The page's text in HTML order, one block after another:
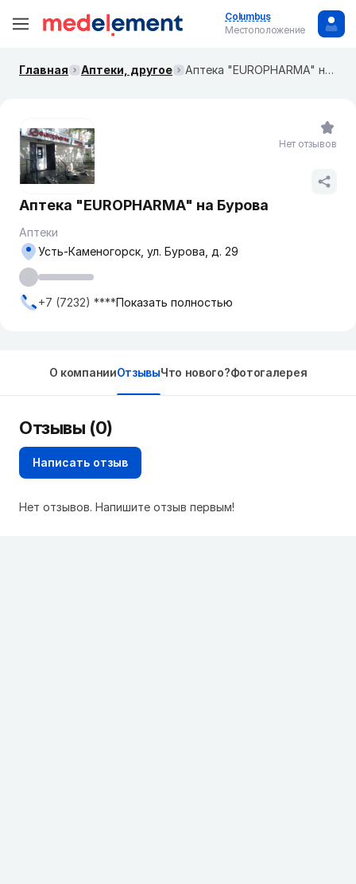
Columbus
Местоположение
Главная Аптеки, другое Аптека "EUROPHARMA" на Бурова
Аптека "EUROPHARMA" на Бурова
Аптеки
Усть-Каменогорск, ул. Бурова, д. 29
+7 (7232) ****Показать полностью
Нет отзывов
О компанииОтзывыЧто нового?Фотогалерея
Отзывы (0)
Написать отзыв
Нет отзывов. Напишите отзыв первым!